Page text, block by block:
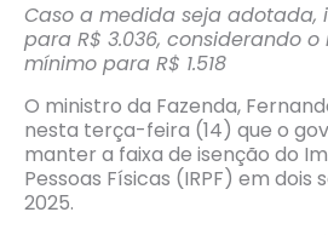
Caso a medida seja adotada,
para R$ 3.036, considerando
mínimo para R$ 1.518
O ministro da Fazenda,
nesta terça-feira (14) que o
manter a faixa de isenção do
Pessoas Físicas (IRPF) em dois
2025.